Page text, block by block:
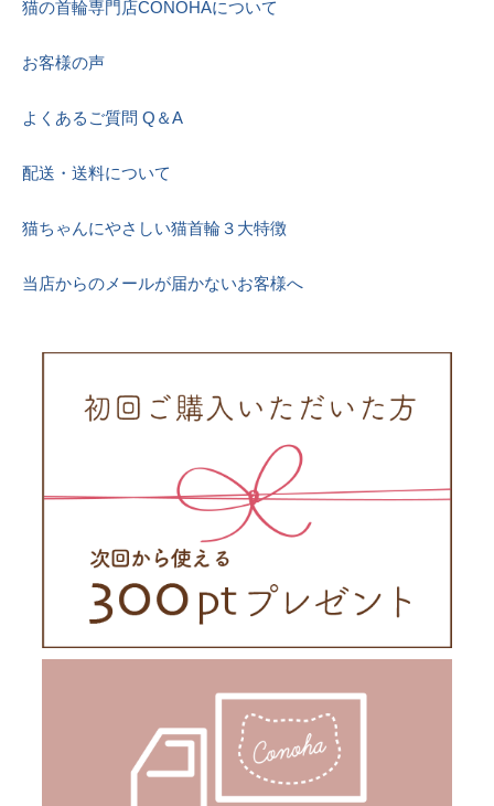
猫の首輪専門店CONOHAについて
お客様の声
よくあるご質問 Q＆A
配送・送料について
猫ちゃんにやさしい猫首輪３大特徴
当店からのメールが届かないお客様へ